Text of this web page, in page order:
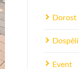
Dorost
Dospělí
Event